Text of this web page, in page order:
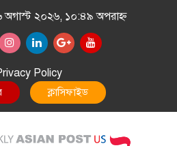
অগাস্ট ২০২৬, ১০:৪৯ অপরাহ্ন
Policy
Classified